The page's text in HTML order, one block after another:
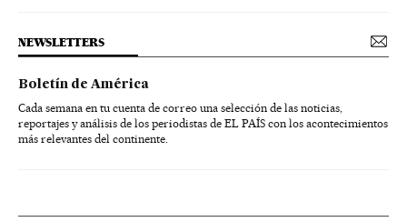
NEWSLETTERS
Boletín de América
Cada semana en tu cuenta de correo una selección de las noticias,
reportajes y análisis de los periodistas de EL PAÍS con los acontecimientos
más relevantes del continente.